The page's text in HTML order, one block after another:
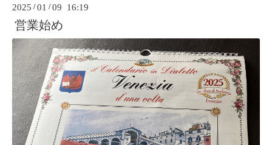
2025 /01 /09 16:19
営業始め